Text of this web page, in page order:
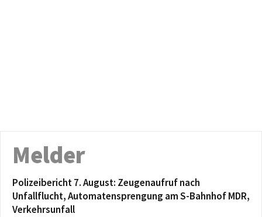
Melder
Polizeibericht 7. August: Zeugenaufruf nach
Unfallflucht, Automatensprengung am S-Bahnhof MDR,
Verkehrsunfall